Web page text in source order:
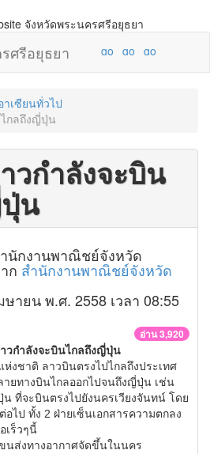
ศรีอยุธยา
าเซียนทั่วไป
กลถึงญี่ปุ่น
วกำลังจะบิน
น
นักงานพาณิชย์จังหวัด
ก สำนักงานพาณิชย์จังหวัด
ายน พ.ศ. 2558 เวลา 08:55
อ่าน 3,920
กำลังจะบินไกลถึงญี่ปุ่น
ชาติ ลาวบินตรงไปไกลถึงประเทศ
ายทางบินไกลออกไปจนถึงญี่ปุ่น เช่น
ที่จะบินตรงไปยังนครเวียงจันทน์ โดย
ไป ทั้ง 2 ฝ่ายเซ็นเอกสารความตกลง
เร็วๆนี้
นส่งทางอากาศจัดขึ้นในนคร